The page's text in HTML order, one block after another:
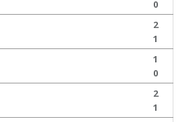
0
2
1
1
0
2
1